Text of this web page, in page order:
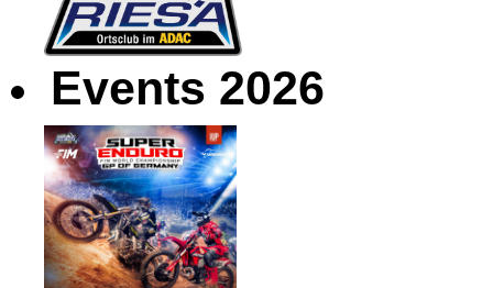
Events 2026